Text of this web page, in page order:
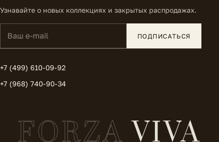
Узнавайте о новых коллекциях и закрытых распродажах.
ПОДПИСАТЬСЯ
+7 (499) 610-09-92
+7 (968) 740-90-34
FORZAVIVA